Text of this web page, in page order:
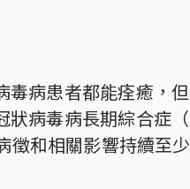
毒病患者都能痊癒，
狀病毒病長期綜合症
徵和相關影響持續至